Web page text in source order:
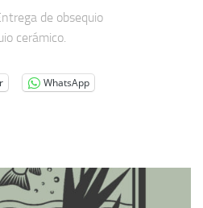
de obsequio
cerámico.
WhatsApp